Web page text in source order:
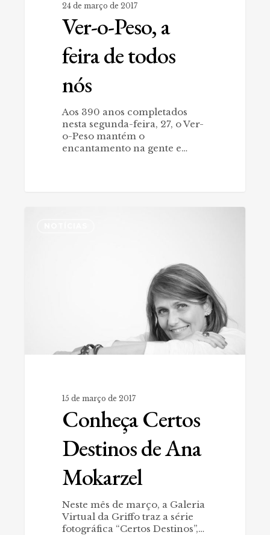
24 de março de 2017
Ver-o-Peso, a
feira de todos
nós
Aos 390 anos completados
nesta segunda-feira, 27, o Ver-
o-Peso mantém o
encantamento na gente e…
15 de março de 2017
Conheça Certos
Destinos de Ana
Mokarzel
Neste mês de março, a Galeria
Virtual da Griffo traz a série
fotográfica “Certos Destinos”,…